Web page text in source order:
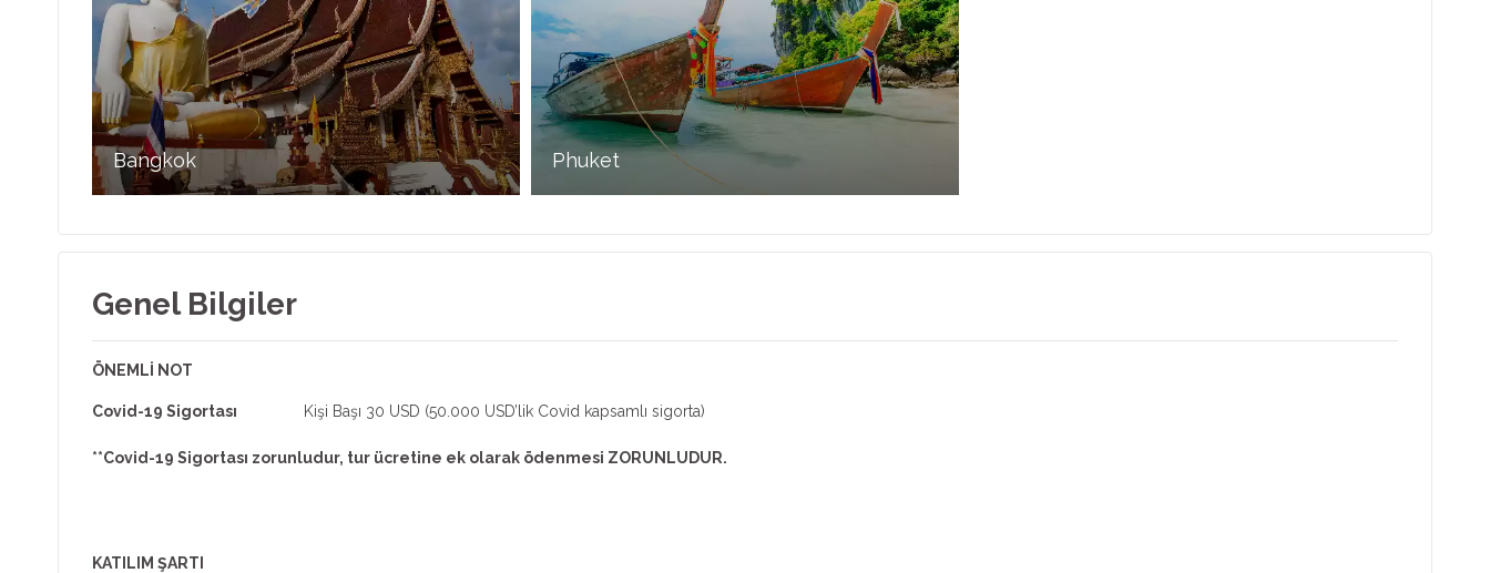
Bangkok Phuket
Genel Bilgiler
ÖNEMLİ NOT
Covid-19 Sigortası Kişi Başı 30 USD (50.000 USD’lik Covid kapsamlı sigorta)
**Covid-19 Sigortası zorunludur, tur ücretine ek olarak ödenmesi ZORUNLUDUR.
KATILIM ŞARTI